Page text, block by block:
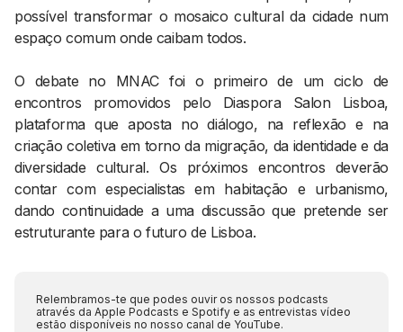
possível transformar o mosaico cultural da cidade num
espaço comum onde caibam todos.
O debate no MNAC foi o primeiro de um ciclo de
encontros promovidos pelo Diaspora Salon Lisboa,
plataforma que aposta no diálogo, na reflexão e na
criação coletiva em torno da migração, da identidade e da
diversidade cultural. Os próximos encontros deverão
contar com especialistas em habitação e urbanismo,
dando continuidade a uma discussão que pretende ser
estruturante para o futuro de Lisboa.
Relembramos-te que podes ouvir os nossos podcasts
através da Apple Podcasts e Spotify e as entrevistas vídeo
estão disponíveis no nosso canal de YouTube.